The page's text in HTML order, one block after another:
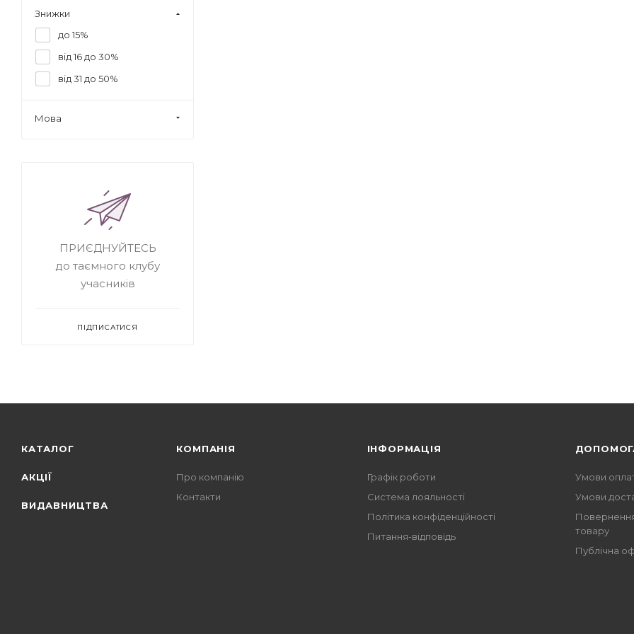
Знижки
до 15%
від 16 до 30%
від 31 до 50%
Мова
ПРИЄДНУЙТЕСЬ
до таємного клубу
учасників
ПІДПИСАТИСЯ
КАТАЛОГ
АКЦІЇ
ВИДАВНИЦТВА
КОМПАНІЯ
Про компанію
Контакти
ІНФОРМАЦІЯ
Графік роботи
Система лояльності
Політика конфіденційності
Питання-відповідь
Умови
Умови
товару
Публічна